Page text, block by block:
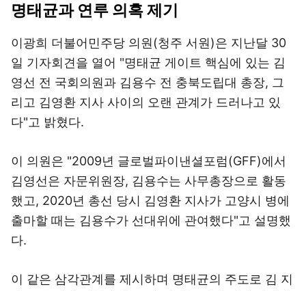
명태균과 연루 의혹 제기
이광희 더불어민주당 의원(청주 서원)은 지난달 30
일 기자회견을 열어 "명태균 게이트 핵심에 있는 김
영선 전 국회의원과 김용수 전 충북도립대 총장, 그
리고 김영환 지사 사이의 오랜 관계가 드러나고 있
다"고 밝혔다.
이 의원은 "2009년 글로벌파이낸셜포럼(GFF)에서
김영선은 자문위원장, 김용수는 사무총장으로 활동
했고, 2020년 총선 당시 김영환 지사가 고양시 병에
출마할 때는 김용수가 선대위에 관여했다"고 설명했
다.
이 같은 삼각관계를 제시하며 명태균의 주도로 김 지